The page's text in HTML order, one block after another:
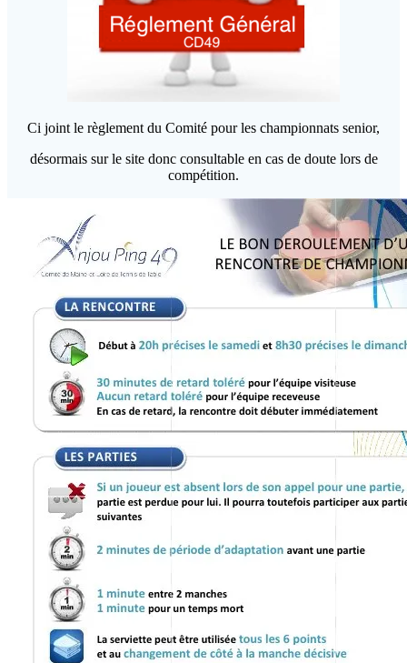
Ci joint le règlement du Comité pour les championnats senior,
désormais sur le site donc consultable en cas de doute lors de
compétition.